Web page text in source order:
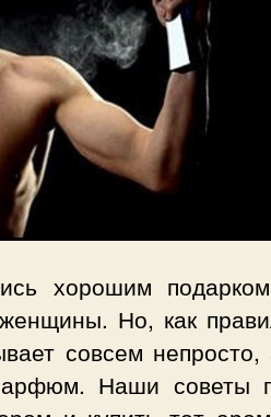
хорошим
Но, как
совсем непросто,
Наши советы